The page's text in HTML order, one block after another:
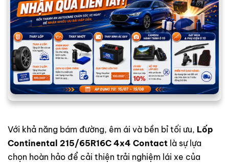
Với khả năng bám đường, êm ái và bền bỉ tối ưu, Lốp
Continental 215/65R16C 4x4 Contact là sự lựa
chọn hoàn hảo để cải thiện trải nghiệm lái xe của